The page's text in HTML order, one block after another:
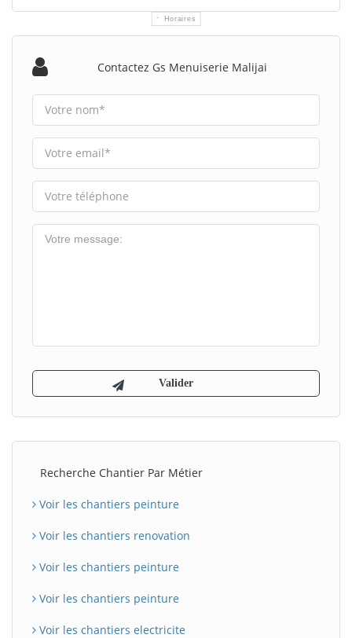
Horaires
Contactez Gs Menuiserie Malijai
Recherche Chantier Par Métier
Voir les chantiers peinture
Voir les chantiers renovation
Voir les chantiers peinture
Voir les chantiers peinture
Voir les chantiers electricite